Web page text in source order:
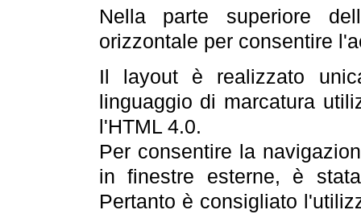
Nella parte superiore
orizzontale per consentire
Il layout è realizzato
linguaggio di marcatura
l'HTML 4.0.
Per consentire la
in finestre esterne, è
Pertanto è consigliato